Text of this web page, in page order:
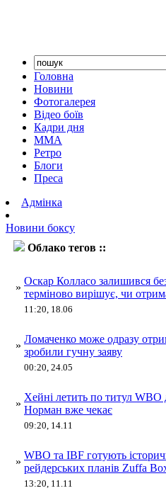
Головна
Новини
Фотогалерея
Відео боїв
Кадри дня
ММА
Ретро
Блоги
Преса
Адмінка
Новини боксу
Облако тегов ::
»
Оскар Колласо залишився
терміново вирішує, чи
11:20, 18.06
»
Ломаченко може одразу
зробили гучну заяву
00:20, 24.05
»
Хейні летить по титул WBO
Норман вже чекає
09:20, 14.11
»
WBO та IBF готують
рейдерських планів Zuffa
13:20, 11.11